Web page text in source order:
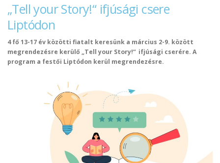
„Tell your Story!“ ifjúsági csere
Liptódon
4 fő 13-17 év közötti fiatalt keresünk a március 2-9. között
megrendezésre kerülő „Tell your Story!“ ifjúsági cserére. A
program a festői Liptódon kerül megrendezésre.